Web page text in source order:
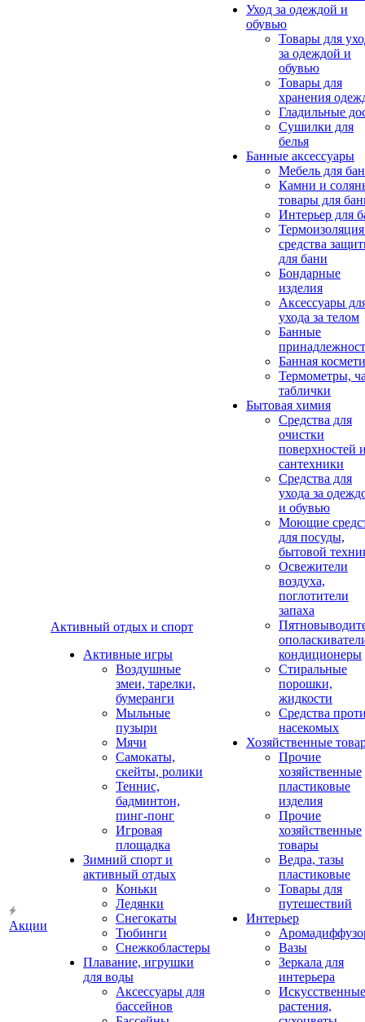
Акции
Активный отдых и спорт
Активные игры
Воздушные
змеи, тарелки,
бумеранги
Мыльные
пузыри
Мячи
Самокаты,
скейты, ролики
Теннис,
бадминтон,
пинг-понг
Игровая
площадка
Зимний спорт и
активный отдых
Коньки
Ледянки
Снегокаты
Тюбинги
Снежкобластеры
Плавание, игрушки
для воды
Аксессуары для
бассейнов
Уход за одеждой и
обувью
Товары для
за одеждой и
обувью
Товары для
хранения
Гладильные
Сушилки для
белья
Банные аксессуары
Мебель для
Камни и
товары для
Интерьер для
средства
для бани
Бондарные
изделия
Аксеcсуары
ухода за телом
Банные
Банная
Термометры,
таблички
Бытовая химия
Средства для
очистки
поверхностей
сантехники
Средства для
ухода за
и обувью
Моющие
для посуды,
бытовой
Освежители
воздуха,
поглотители
запаха
кондиционеры
Стиральные
порошки,
жидкости
Средства
насекомых
Хозяйственные
Прочие
хозяйственные
пластиковые
изделия
Прочие
хозяйственные
товары
Ведра, тазы
пластиковые
Товары для
путешествий
Интерьер
Вазы
Зеркала для
интерьера
Искусственные
растения,